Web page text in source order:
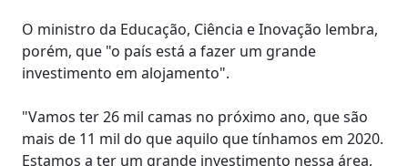
O ministro da Educação, Ciência e Inovação lembra,
porém, que "o país está a fazer um grande
investimento em alojamento".
"Vamos ter 26 mil camas no próximo ano, que são
mais de 11 mil do que aquilo que tínhamos em 2020.
Estamos a ter um grande investimento nessa área,